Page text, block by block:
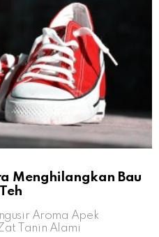
Menghilangkan Bau
Aroma Apek
Tanin Alami